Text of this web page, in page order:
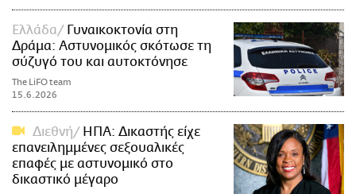
Ελλάδα
Γυναικοκτονία στη
Δράμα: Αστυνομικός σκότωσε τη
σύζυγό του και αυτοκτόνησε
The LiFO team
15.6.2026
Διεθνή
ΗΠΑ: Δικαστής είχε
επανειλημμένες σεξουαλικές
επαφές με αστυνομικό στο
δικαστικό μέγαρο